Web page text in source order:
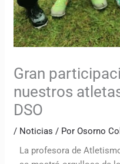
Gran
nuestros
DSO
/ Noticias / PorOsorno
La profesora de